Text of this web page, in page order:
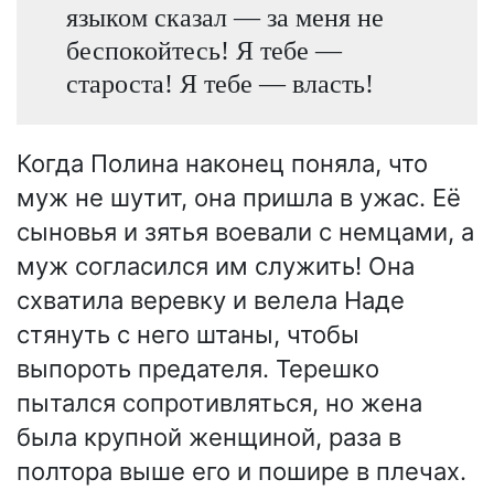
языком сказал — за меня не
беспокойтесь! Я тебе —
староста! Я тебе — власть!
Когда Полина наконец поняла, что
муж не шутит, она пришла в ужас. Её
сыновья и зятья воевали с немцами, а
муж согласился им служить! Она
схватила веревку и велела Наде
стянуть с него штаны, чтобы
выпороть предателя. Терешко
пытался сопротивляться, но жена
была крупной женщиной, раза в
полтора выше его и пошире в плечах.